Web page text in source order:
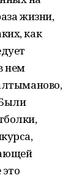
жизни,
как
нем